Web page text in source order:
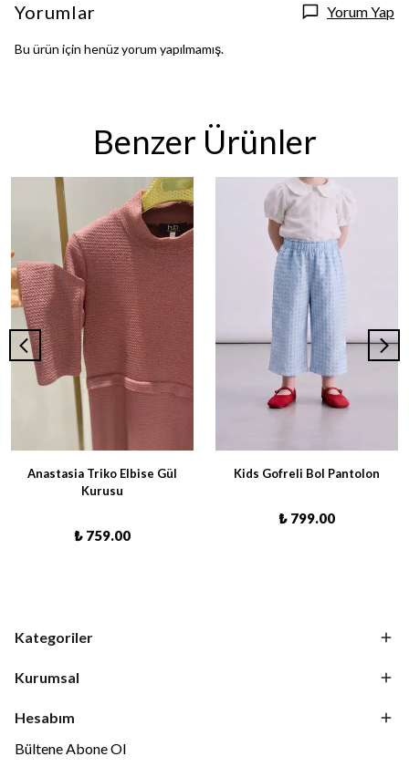
Yorumlar Yorum Yap
Bu ürün için henüz yorum yapılmamış.
Benzer Ürünler
Anastasia Triko Elbise Gül
Kurusu
₺ 759.00
Kids Gofreli Bol Pantolon
₺ 799.00
Kategoriler
Kurumsal
Hesabım
Bültene Abone Ol